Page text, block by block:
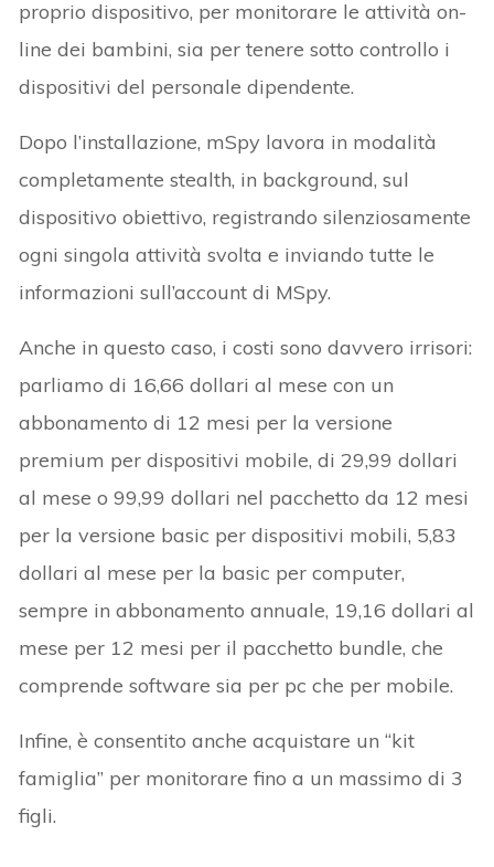
proprio dispositivo, per monitorare le attività on-
line dei bambini, sia per tenere sotto controllo i
dispositivi del personale dipendente.
Dopo l’installazione, mSpy lavora in modalità
completamente stealth, in background, sul
dispositivo obiettivo, registrando silenziosamente
ogni singola attività svolta e inviando tutte le
informazioni sull’account di MSpy.
Anche in questo caso, i costi sono davvero irrisori:
parliamo di 16,66 dollari al mese con un
abbonamento di 12 mesi per la versione
premium per dispositivi mobile, di 29,99 dollari
al mese o 99,99 dollari nel pacchetto da 12 mesi
per la versione basic per dispositivi mobili, 5,83
dollari al mese per la basic per computer,
sempre in abbonamento annuale, 19,16 dollari al
mese per 12 mesi per il pacchetto bundle, che
comprende software sia per pc che per mobile.
Infine, è consentito anche acquistare un “kit
famiglia” per monitorare fino a un massimo di 3
figli.